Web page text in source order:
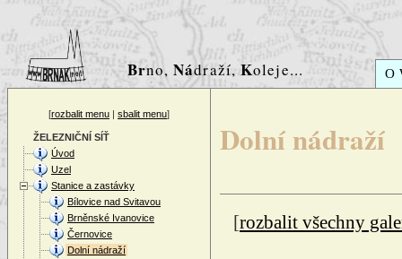
Brno,Nádraží,Koleje... O
[rozbalit menu | sbalit menu]
ŽELEZNIČNÍ SÍŤ
Úvod
Uzel
Stanice a zastávky
Bílovice nad Svitavou
Brněnské Ivanovice
Černovice
Dolní nádraží
Dolní nádraží
[rozbalit všechny